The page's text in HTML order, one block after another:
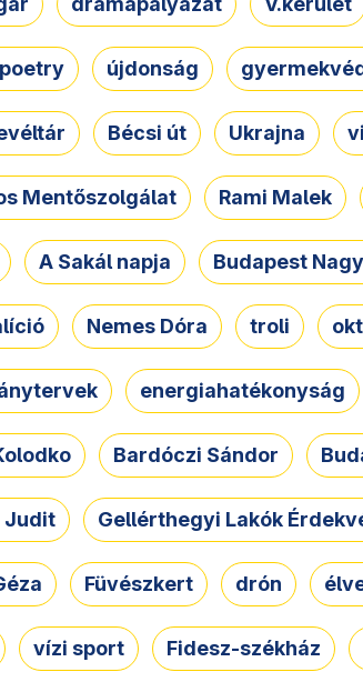
újdonság
Bécsi út Ukrajna
Mentőszolgálat Rami Malek
A Sakál napja Budapest
Nemes Dóra troli
energiahatékonyság
Bardóczi Sándor
Judit Gellérthegyi Lakók
Füvészkert drón
vízi sport Fidesz-székház